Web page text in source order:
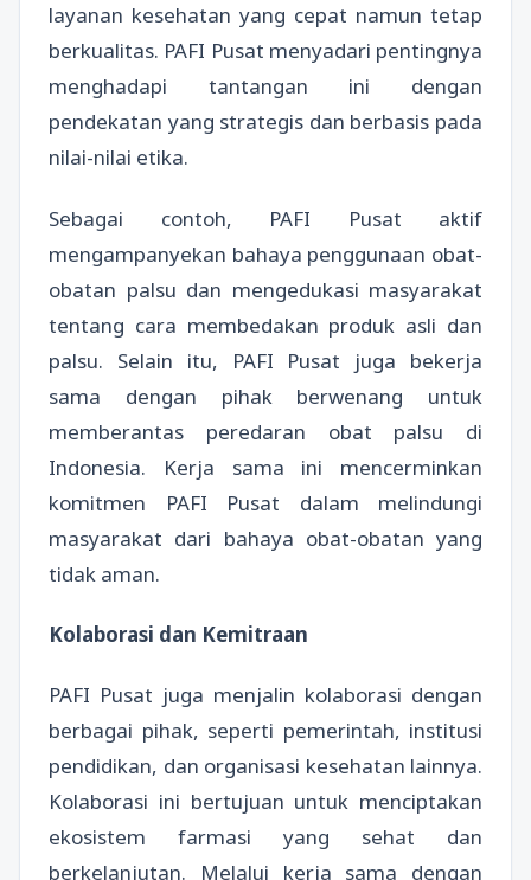
layanan kesehatan yang cepat namun tetap
berkualitas. PAFI Pusat menyadari pentingnya
menghadapi tantangan ini dengan
pendekatan yang strategis dan berbasis pada
nilai-nilai etika.
Sebagai contoh, PAFI Pusat aktif
mengampanyekan bahaya penggunaan obat-
obatan palsu dan mengedukasi masyarakat
tentang cara membedakan produk asli dan
palsu. Selain itu, PAFI Pusat juga bekerja
sama dengan pihak berwenang untuk
memberantas peredaran obat palsu di
Indonesia. Kerja sama ini mencerminkan
komitmen PAFI Pusat dalam melindungi
masyarakat dari bahaya obat-obatan yang
tidak aman.
Kolaborasi dan Kemitraan
PAFI Pusat juga menjalin kolaborasi dengan
berbagai pihak, seperti pemerintah, institusi
pendidikan, dan organisasi kesehatan lainnya.
Kolaborasi ini bertujuan untuk menciptakan
ekosistem farmasi yang sehat dan
berkelanjutan. Melalui kerja sama dengan